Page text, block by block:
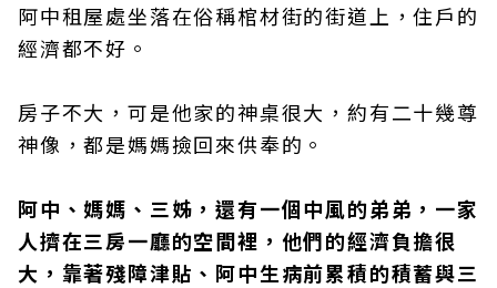
阿中租屋處坐落在俗稱棺材街的街道上，住戶的
經濟都不好。
房子不大，可是他家的神桌很大，約有二十幾尊
神像，都是媽媽撿回來供奉的。
阿中、媽媽、三姊，還有一個中風的弟弟，一家
人擠在三房一廳的空間裡，他們的經濟負擔很
大，靠著殘障津貼、阿中生病前累積的積蓄與三